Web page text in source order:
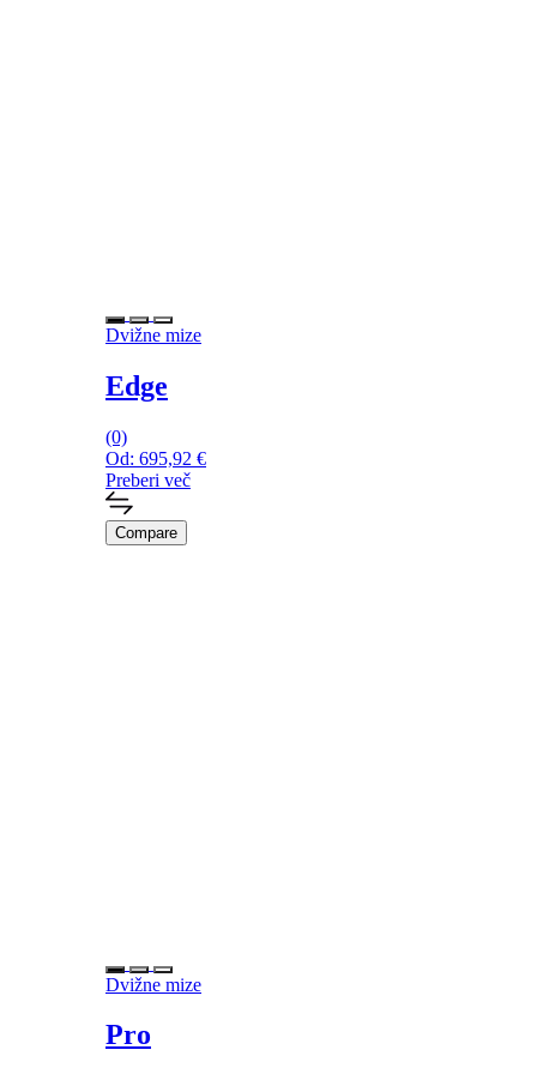
Dvižne mize
Edge
(0)
Od: 695,92 €
Preberi več
Compare
Dvižne mize
Pro